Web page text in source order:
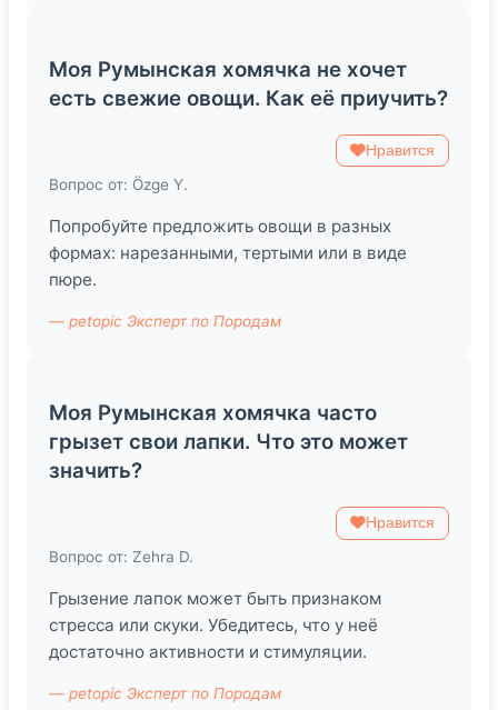
Моя Румынская хомячка не хочет
есть свежие овощи. Как её приучить?
Нравится
Вопрос от: Özge Y.
Попробуйте предложить овощи в разных
формах: нарезанными, тертыми или в виде
пюре.
— petopic Эксперт по Породам
Моя Румынская хомячка часто
грызет свои лапки. Что это может
значить?
Нравится
Вопрос от: Zehra D.
Грызение лапок может быть признаком
стресса или скуки. Убедитесь, что у неё
достаточно активности и стимуляции.
— petopic Эксперт по Породам